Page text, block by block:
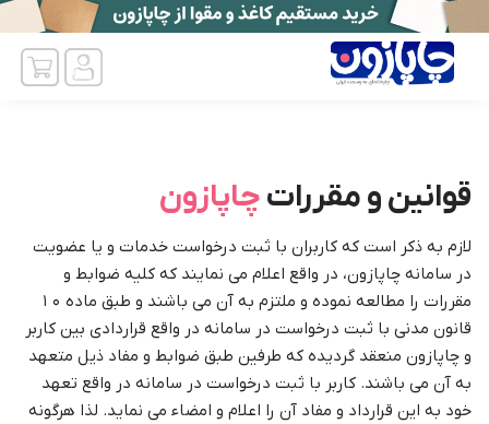
قوانین و مقرراتچاپازون
لازم به ذکر است که کاربران با ثبت درخواست خدمات و یا عضویت
در سامانه چاپازون، در واقع اعلام می نمایند که کلیه ضوابط و
مقررات را مطالعه نموده و ملتزم به آن می باشند و طبق ماده ۱۰
قانون مدنی با ثبت درخواست در سامانه در واقع قراردادی بین کاربر
و چاپازون منعقد گردیده که طرفین طبق ضوابط و مفاد ذیل متعهد
به آن می باشند. کاربر با ثبت درخواست در سامانه در واقع تعهد
خود به این قرارداد و مفاد آن را اعلام و امضاء می نماید. لذا هرگونه